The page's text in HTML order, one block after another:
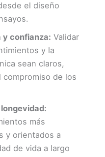
el diseño
y confianza: Validar
y la
sean claros,
compromiso de los
más
y orientados a
de vida a largo